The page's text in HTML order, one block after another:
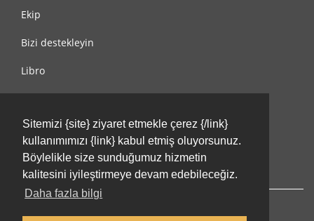
Sitemizi {site} ziyaret etmekle çerez {/link}
kullanımımızı {link} kabul etmiş oluyorsunuz.
Böylelikle size sunduğumuz hizmetin
kalitesini iyileştirmeye devam edebileceğiz.
Daha fazla bilgi
Ekip
Bizi destekleyin
Libro
Kullanım Koşulları
Bize ulaşın